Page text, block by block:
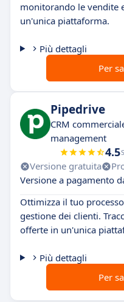
monitorando le vendite
un'unica piattaforma.
Più dettagli
Per
Pipedrive
CRM
management
4.5
Versione gratuita
Versione a pagamento
Ottimizza il tuo
gestione dei clienti.
offerte in un'unica
Più dettagli
Per